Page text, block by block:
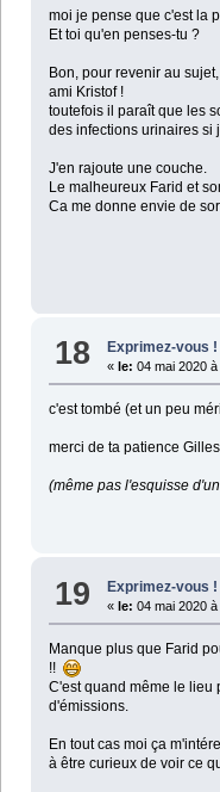
moi je pense que c'est la
Et toi qu'en penses-tu ?
Bon, pour revenir au
ami Kristof !
toutefois il paraît que les
des infections urinaires si
J'en rajoute une couche.
Le malheureux Farid et
Ca me donne envie de
18 Exprimez-vous !
«le: 04 mai 2020
c'est tombé (et un peu
merci de ta patience Gilles
(même pas l'esquisse
19 Exprimez-vous !
« le: 04 mai 2020
Manque plus que Farid
!!
C'est quand même le lieu
d'émissions.
En tout cas moi ça
à être curieux de voir ce